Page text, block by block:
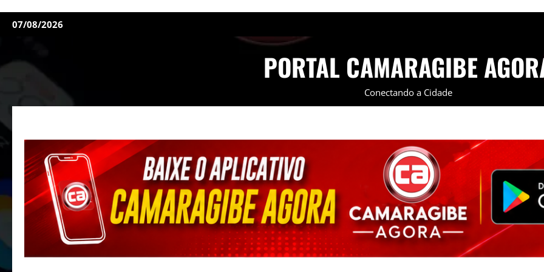
07/08/2026
PORTAL CAMARAGIBE
Conectando a Cidade